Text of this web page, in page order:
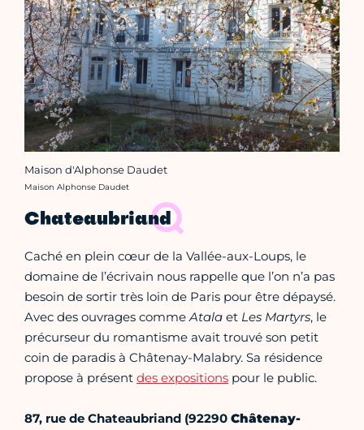
Maison d'Alphonse Daudet
Crédit photo :
Maison Alphonse Daudet
Chateaubriand
Caché en plein cœur de la Vallée-aux-Loups, le
domaine de l’écrivain nous rappelle que l’on n’a pas
besoin de sortir très loin de Paris pour être dépaysé.
Avec des ouvrages commeAtala et Les Martyrs, le
précurseur du romantisme avait trouvé son petit
coin de paradis à Châtenay-Malabry. Sa résidence
propose à présent des expositions pour le public.
87, rue de Chateaubriand (92290 Châtenay-